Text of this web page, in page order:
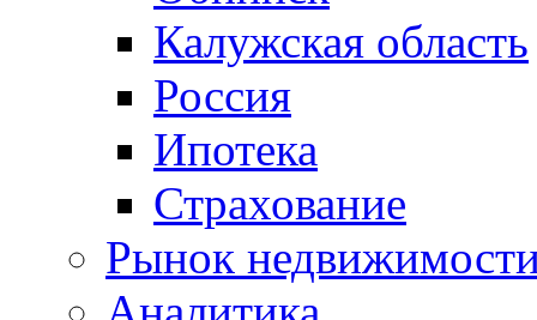
Калужская область
Россия
Ипотека
Страхование
Рынок